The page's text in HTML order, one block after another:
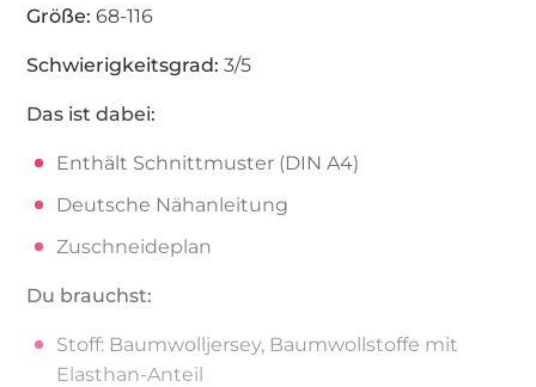
Größe: 68-116
Schwierigkeitsgrad: 3/5
Das ist dabei:
Enthält Schnittmuster (DIN A4)
Deutsche Nähanleitung
Zuschneideplan
Du brauchst:
Stoff: Baumwolljersey, Baumwollstoffe mit
Elasthan-Anteil